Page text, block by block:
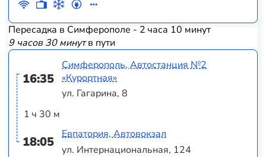
Пересадка в Симферополе - 2 часа 10 минут
9 часов 30 минутв пути
16:35
1 ч 30 м
18:05
Симферополь, Автостанция №2
«Курортная»
ул. Гагарина, 8
Евпатория, Автовокзал
ул. Интернациональная, 124